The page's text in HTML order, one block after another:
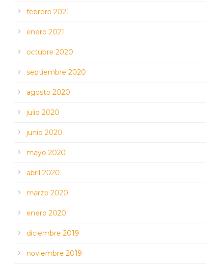
febrero 2021
enero 2021
octubre 2020
septiembre 2020
agosto 2020
julio 2020
junio 2020
mayo 2020
abril 2020
marzo 2020
enero 2020
diciembre 2019
noviembre 2019